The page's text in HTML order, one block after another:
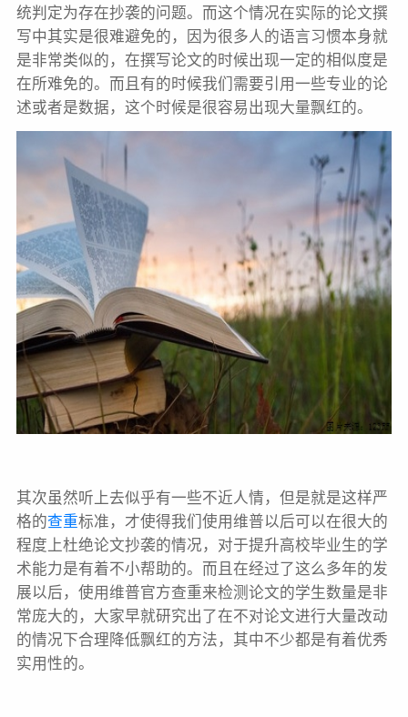
统判定为存在抄袭的问题。而这个情况在实际的论文撰
写中其实是很难避免的，因为很多人的语言习惯本身就
是非常类似的，在撰写论文的时候出现一定的相似度是
在所难免的。而且有的时候我们需要引用一些专业的论
述或者是数据，这个时候是很容易出现大量飘红的。
其次虽然听上去似乎有一些不近人情，但是就是这样严
格的查重标准，才使得我们使用维普以后可以在很大的
程度上杜绝论文抄袭的情况，对于提升高校毕业生的学
术能力是有着不小帮助的。而且在经过了这么多年的发
展以后，使用维普官方查重来检测论文的学生数量是非
常庞大的，大家早就研究出了在不对论文进行大量改动
的情况下合理降低飘红的方法，其中不少都是有着优秀
实用性的。